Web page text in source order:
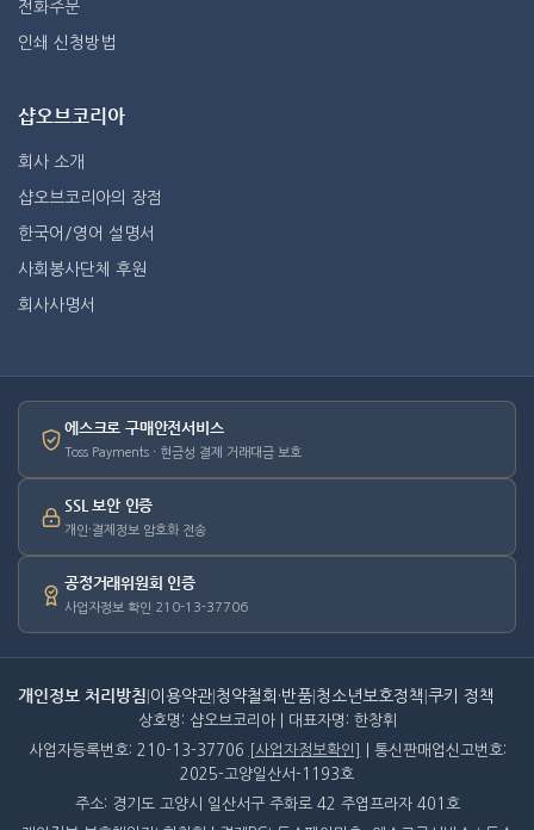
전화주문
인쇄 신청방법
샵오브코리아
회사 소개
샵오브코리아의 장점
한국어/영어 설명서
사회봉사단체 후원
회사사명서
에스크로 구매안전서비스
Toss Payments · 현금성 결제 거래대금 보호
SSL 보안 인증
개인·결제정보 암호화 전송
공정거래위원회 인증
사업자정보 확인 210-13-37706
개인정보 처리방침 이용약관 청약철회·반품 청소년보호정책 쿠키 정책
상호명: 샵오브코리아 | 대표자명: 한창휘
사업자등록번호: 210-13-37706
[사업자정보확인]
| 통신판매업신고번호:
2025-고양일산서-1193호
주소: 경기도 고양시 일산서구 주화로 42 주엽프라자 401호